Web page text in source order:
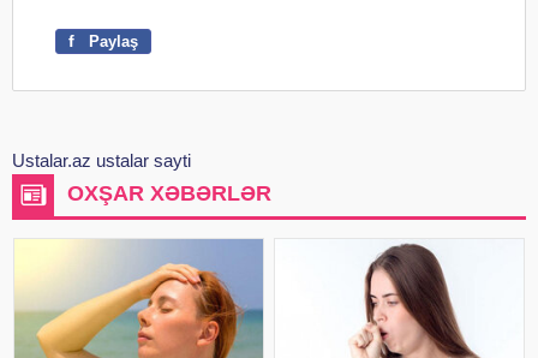
f Paylaş
Ustalar.az ustalar sayti
OXŞAR XƏBƏRLƏR